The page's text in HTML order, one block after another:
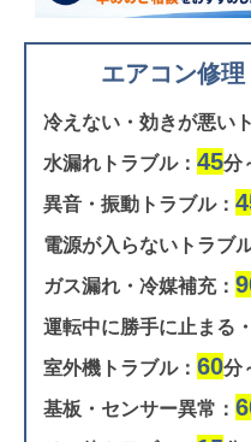
エアコン修
冷えない・効きが悪い
水漏れトラブル： 45分
異音・振動トラブル：
電源が入らないトラブ
ガス漏れ・冷媒補充：
運転中に勝手に止まる
室外機トラブル： 60分
基板・センサー異常：